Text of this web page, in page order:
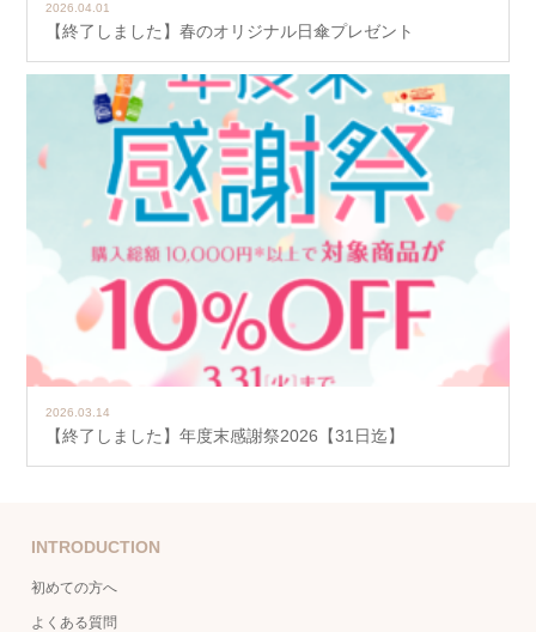
2026.04.01
【終了しました】春のオリジナル日傘プレゼント
2026.03.14
【終了しました】年度末感謝祭2026【31日迄】
INTRODUCTION
初めての方へ
よくある質問